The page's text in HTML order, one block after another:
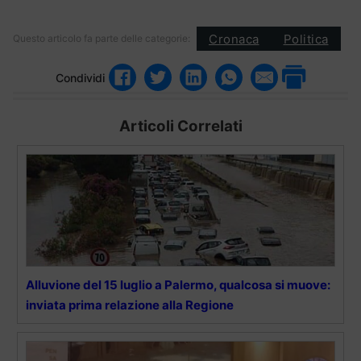
Questo articolo fa parte delle categorie: Cronaca Politica
Condividi
Articoli Correlati
Alluvione del 15 luglio a Palermo, qualcosa si muove:
inviata prima relazione alla Regione